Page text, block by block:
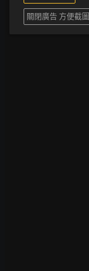
關閉廣告 方便截圖